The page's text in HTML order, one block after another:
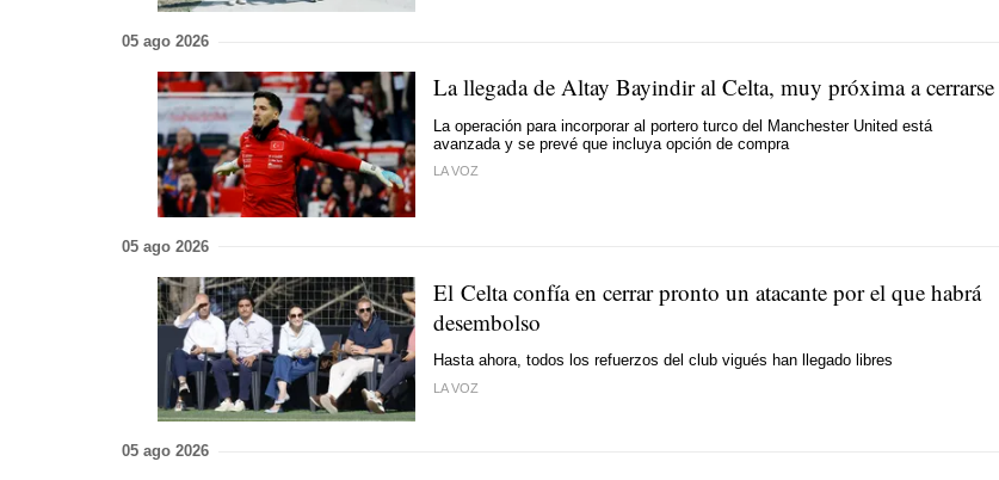
05 ago 2026
La llegada de Altay Bayindir al Celta, muy próxima a cerrarse
La operación para incorporar al portero turco del Manchester United está
avanzada y se prevé que incluya opción de compra
LA VOZ
05 ago 2026
El Celta confía en cerrar pronto un atacante por el que habrá
desembolso
Hasta ahora, todos los refuerzos del club vigués han llegado libres
LA VOZ
05 ago 2026